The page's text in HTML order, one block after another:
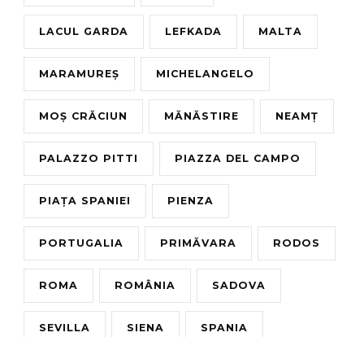
LACUL GARDA LEFKADA MALTA
MARAMUREȘ MICHELANGELO
MOȘ CRĂCIUN MĂNĂSTIRE NEAMȚ
PALAZZO PITTI PIAZZA DEL CAMPO
PIAȚA SPANIEI PIENZA
PORTUGALIA PRIMĂVARA RODOS
ROMA ROMÂNIA SADOVA
SEVILLA SIENA SPANIA